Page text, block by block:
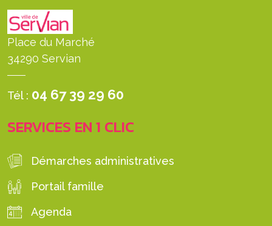
Place du Marché
34290 Servian
Tél : 04 67 39 29 60
SERVICES EN 1 CLIC
Démarches administratives
Portail famille
Agenda